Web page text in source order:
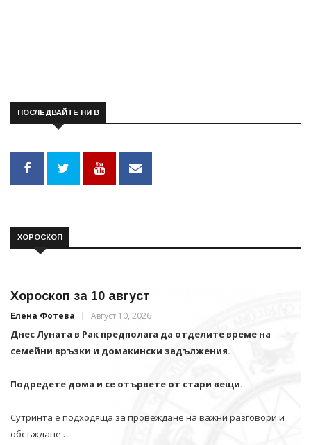
ПОСЛЕДВАЙТЕ НИ В
ХОРОСКОП
Хороскоп за 10 август
Елена Фотева Август 10, 2026
Днес Луната в Рак предполага да отделите време на
семейни връзки и домакински задължения.
Подредете дома и се отървете от стари вещи.
Сутринта е подходяща за провеждане на важни разговори и
обсъждане .